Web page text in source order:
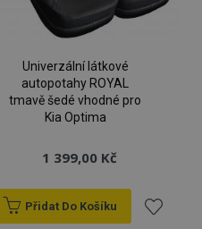
Univerzální látkové
autopotahy ROYAL
tmavě šedé vhodné pro
Kia Optima
1 399,00 Kč
Přidat Do Košíku